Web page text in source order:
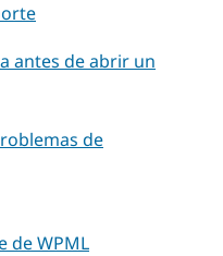
antes de abrir un
de
de WPML